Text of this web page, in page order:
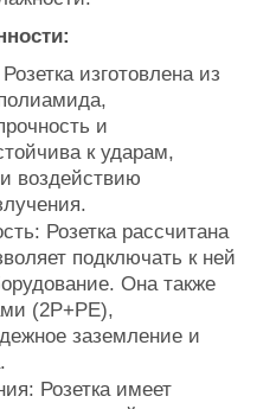
изготовлена из
и
к ударам,
воздействию
Розетка рассчитана
подключать к ней
Она также
(2P+PE),
заземление и
Розетка имеет